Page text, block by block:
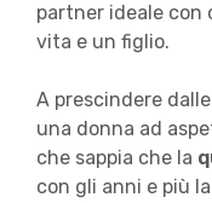
partner ideale con
vita e un figlio.
A prescindere
una donna ad
che sappia che la
con gli anni e più